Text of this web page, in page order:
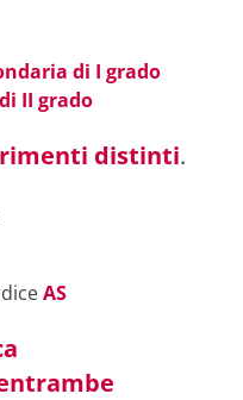
di I grado
II grado
distinti.
AS